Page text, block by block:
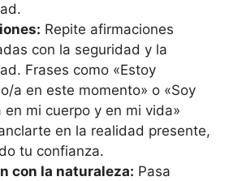
Repite afirmaciones
con la seguridad y la
Frases como «Estoy
a en este momento» o «Soy
en mi cuerpo y en mi vida»
en la realidad presente,
tu confianza.
con la naturaleza: Pasa